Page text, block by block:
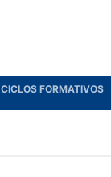
CICLOS FORMATIVOS